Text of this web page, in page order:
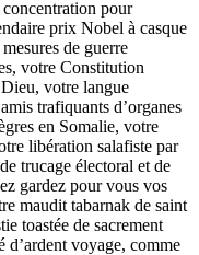
pour
prix Nobel à casque
de guerre
votre Constitution
votre langue
trafiquants d’organes
en Somalie, votre
libération salafiste par
trucage électoral et de
gardez pour vous vos
maudit tabarnak de saint
toastée de sacrement
d’ardent voyage, comme